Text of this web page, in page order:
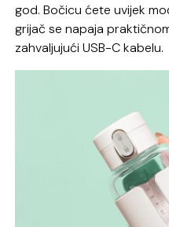
god. Bočicu ćete uvijek
grijač se napaja
zahvaljujući USB-C kabelu.